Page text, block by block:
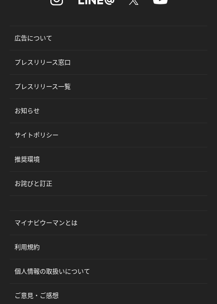
広告について
プレスリリース窓口
プレスリリース一覧
お知らせ
サイトポリシー
推奨環境
お詫びと訂正
マイナビウーマンとは
利用規約
個人情報の取扱いについて
ご意見・ご感想